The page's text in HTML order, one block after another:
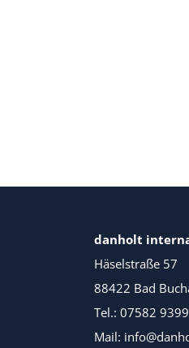
danholt
Häselstraße 57
88422 Bad
Tel.: 07582
Mail: